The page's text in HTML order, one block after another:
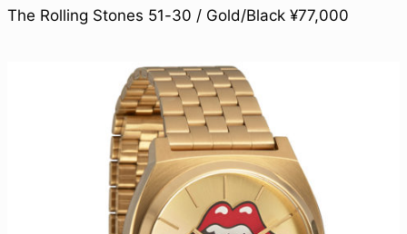
The Rolling Stones 51-30 / Gold/Black ¥77,000